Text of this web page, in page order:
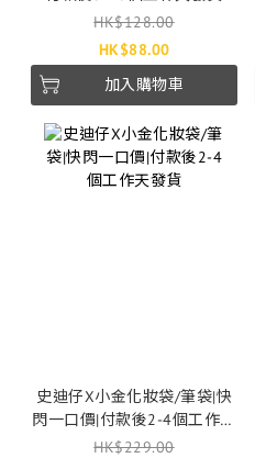
HK$128.00
HK$88.00
加入購物車
史迪仔X小金化妝袋/筆袋|快
閃一口價|付款後2-4個工作天
發貨
HK$229.00